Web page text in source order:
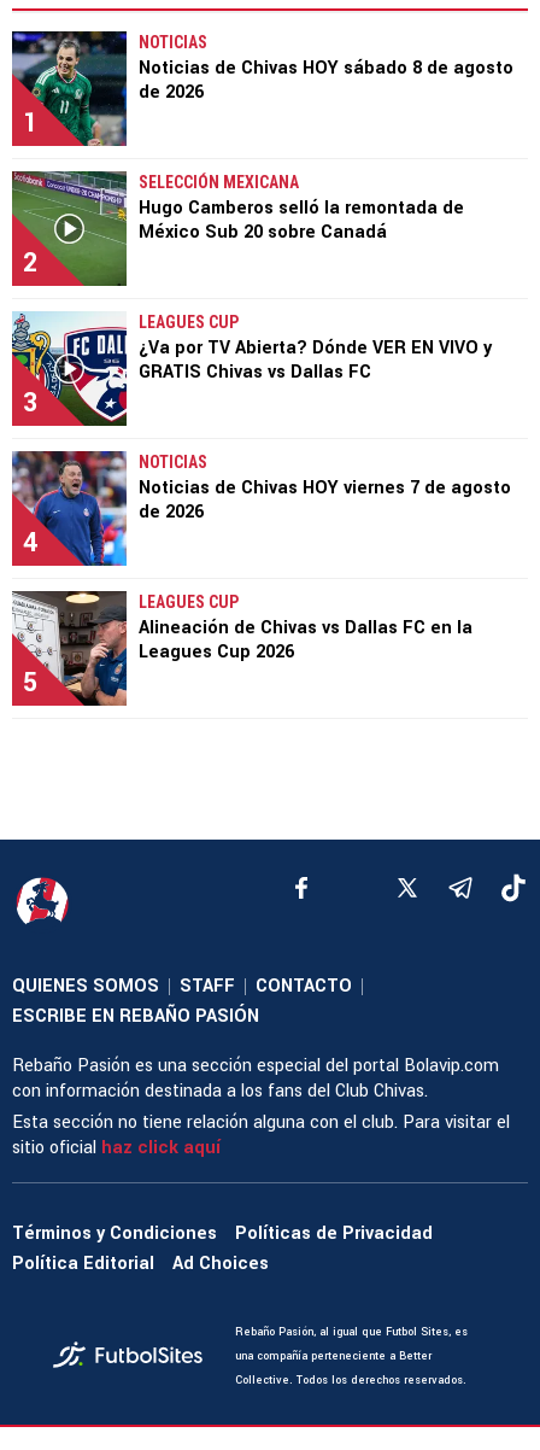
1
NOTICIAS
Noticias de Chivas HOY sábado 8 de agosto
de 2026
2
SELECCIÓN MEXICANA
Hugo Camberos selló la remontada de
México Sub 20 sobre Canadá
3
LEAGUES CUP
¿Va por TV Abierta? Dónde VER EN VIVO y
GRATIS Chivas vs Dallas FC
4
NOTICIAS
Noticias de Chivas HOY viernes 7 de agosto
de 2026
5
LEAGUES CUP
Alineación de Chivas vs Dallas FC en la
Leagues Cup 2026
QUIENES SOMOS | STAFF | CONTACTO |
ESCRIBE EN REBAÑO PASIÓN
Rebaño Pasión es una sección especial del portal Bolavip.com
con información destinada a los fans del Club Chivas.
Esta sección no tiene relación alguna con el club. Para visitar el
sitio oficial haz click aquí
Términos y Condiciones
Políticas de Privacidad
Política Editorial
Ad Choices
Rebaño Pasión, al igual que Futbol Sites, es
una compañía perteneciente a Better
Collective. Todos los derechos reservados.